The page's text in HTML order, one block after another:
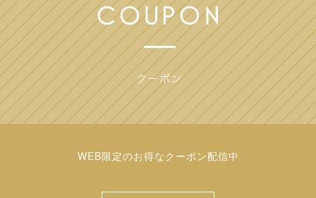
WEB限定のお得なクーポン配信中